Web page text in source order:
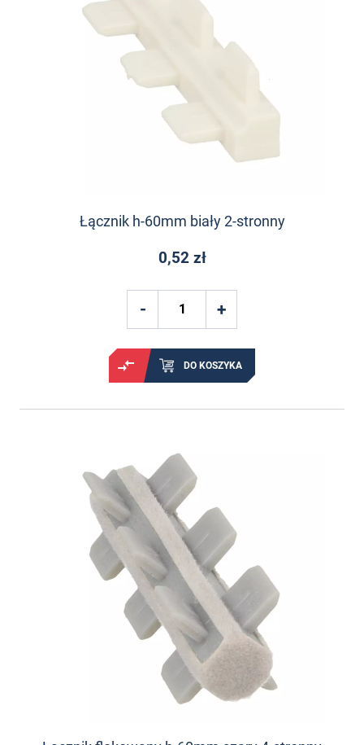
Łącznik h-60mm biały 2-stronny
0,52 zł
DO KOSZYKA